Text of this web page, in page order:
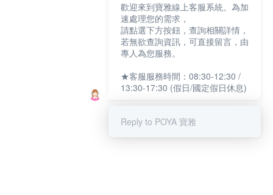
歡迎來到寶雅線上客服系統。為加
速處理您的需求，
請點選下方按鈕，查詢相關詳情，
若無欲查詢資訊，可直接留言，由
專人為您服務。
★客服服務時間：08:30-12:30 /
13:30-17:30 (假日/國定假日休息)
Reply to POYA 寶雅